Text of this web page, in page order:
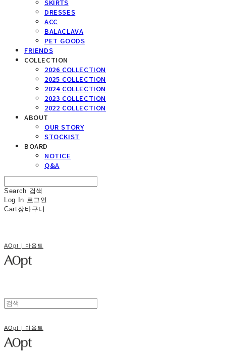
SKIRTS
DRESSES
ACC
BALACLAVA
PET GOODS
FRIENDS
COLLECTION
2026 COLLECTION
2025 COLLECTION
2024 COLLECTION
2023 COLLECTION
2022 COLLECTION
ABOUT
OUR STORY
STOCKIST
BOARD
NOTICE
Q&A
Search 검색
Log In 로그인
Cart장바구니
AOpt | 아옵트
AOpt | 아옵트